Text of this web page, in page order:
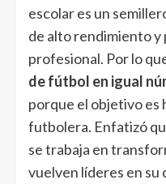
escolar es un
de alto rendimiento
profesional. Por lo
de fútbol en igual
porque el objetivo es
futbolera. Enfatizó
se trabaja en
vuelven líderes en su